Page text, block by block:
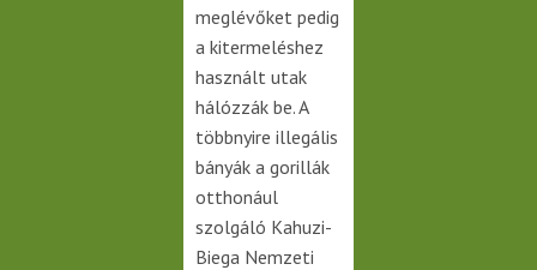
meglévőket pedig
a kitermeléshez
használt utak
hálózzák be. A
többnyire illegális
bányák a gorillák
otthonául
szolgáló Kahuzi-
Biega Nemzeti